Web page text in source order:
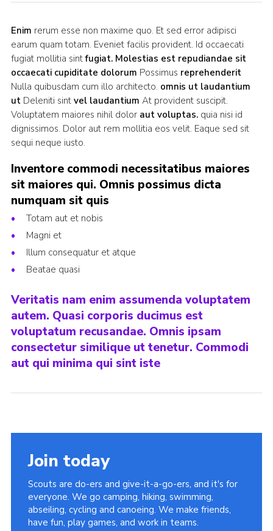
Enim rerum esse non maxime quo. Et sed error adipisci
earum quam totam. Eveniet facilis provident. Id occaecati
fugiat mollitia sintfugiat. Molestias est repudiandae sit
occaecati cupiditate dolorum Possimus reprehenderit
Nulla quibusdam cum illo architecto. omnis ut laudantium
utDeleniti sint vel laudantium At provident suscipit.
Voluptatem maiores nihil dolor aut voluptas.quia nisi id
dignissimos. Dolor aut rem mollitia eos velit. Eaque sed sit
sequi neque iusto.
Inventore commodi necessitatibus maiores
sit maiores qui. Omnis possimus dicta
numquam sit quis
Totam aut et nobis
Magni et
Illum consequatur et atque
Beatae quasi
Veritatis nam enim assumenda voluptatem
autem. Quasi corporis ducimus est
voluptatum recusandae. Omnis ipsam
consectetur similique ut tenetur. Commodi
aut qui minima qui sint iste
Join today
Scouts are do-ers and give-it-a-go-ers, and it's for
everyone. We go camping, hiking, swimming,
abseiling, cycling and canoeing. We make friends,
have fun, play games, and work in teams.